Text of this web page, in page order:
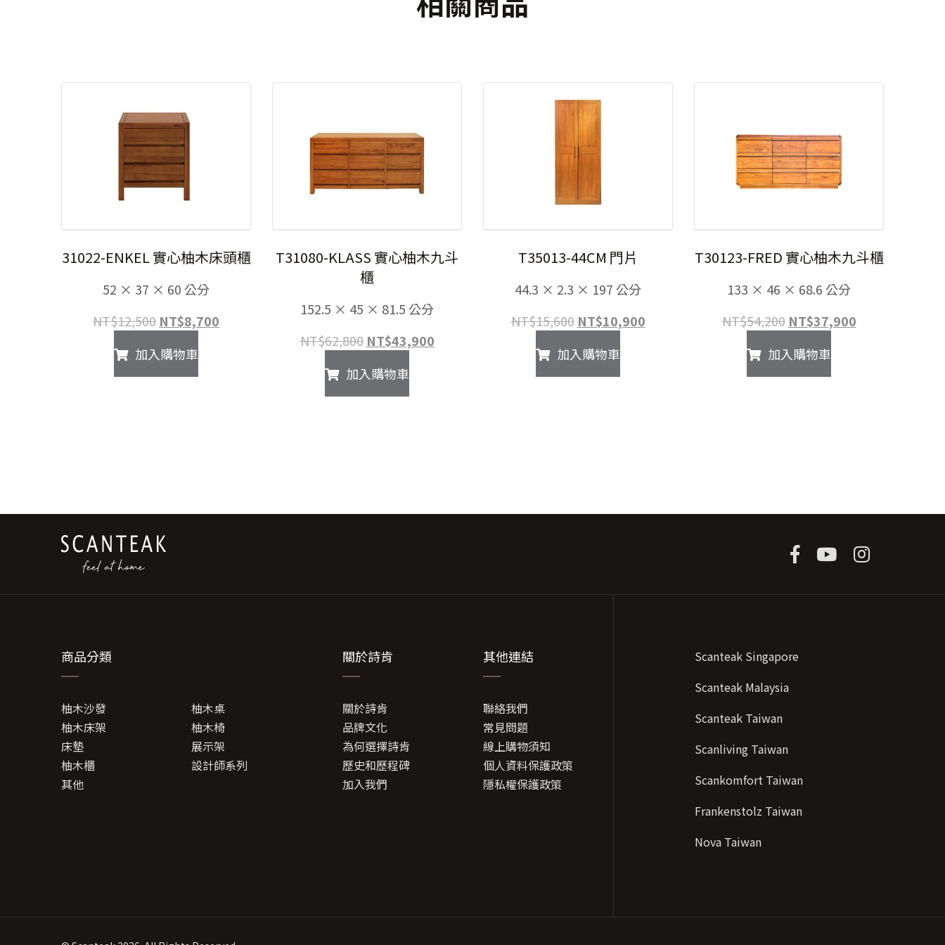
31022-ENKEL 實心柚木床頭櫃
52 × 37 × 60 公分
NT$12,500 原
價
格：
NT$8,700
加入購物車
T31080-KLASS 實心柚木九斗
櫃
152.5 × 45 × 81.5 公分
NT$62,800 原
價
格：
NT$43,900目
加入購物車
T35013-44CM 門片
44.3 × 2.3 × 197 公分
NT$15,600 原
價
格：
NT$10,900目
加入購物車
T30123-FRED 實心柚木九斗櫃
133 × 46 × 68.6 公分
NT$54,200 原
價
格：
NT$37,900目
加入購物車
商品分類
柚木沙發
柚木桌
柚木床架
柚木椅
床墊
展示架
柚木櫃
設計師系列
其他
關於詩肯
關於詩肯
品牌文化
為何選擇詩肯
歷史和歷程碑
加入我們
其他連結
聯絡我們
常見問題
線上購物須知
個人資料保護政策
隱私權保護政策
Scanteak Singapore
Scanteak Malaysia
Scanteak Taiwan
Scanliving Taiwan
Scankomfort Taiwan
Frankenstolz Taiwan
Nova Taiwan